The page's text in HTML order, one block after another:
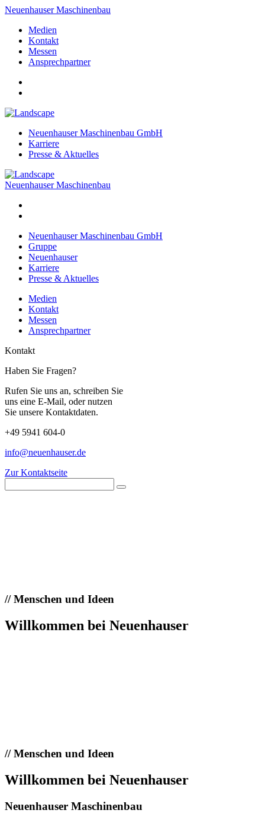
Neuenhauser Maschinenbau
Medien
Kontakt
Messen
Ansprechpartner
Neuenhauser Maschinenbau GmbH
Karriere
Presse & Aktuelles
Neuenhauser Maschinenbau
Neuenhauser Maschinenbau GmbH
Gruppe
Neuenhauser
Karriere
Presse & Aktuelles
Medien
Kontakt
Messen
Ansprechpartner
Kontakt
Haben Sie Fragen?
Rufen Sie uns an, schreiben Sie
uns eine E-Mail, oder nutzen
Sie unsere Kontaktdaten.
+49 5941 604-0
info@neuenhauser.de
Zur Kontaktseite
//Menschen und Ideen
Willkommen bei Neuenhauser
//Menschen und Ideen
Willkommen bei Neuenhauser
Neuenhauser Maschinenbau